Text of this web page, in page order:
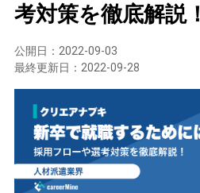
考対策を徹底解説！
公開日： 2022-09-03
最終更新日： 2022-09-28